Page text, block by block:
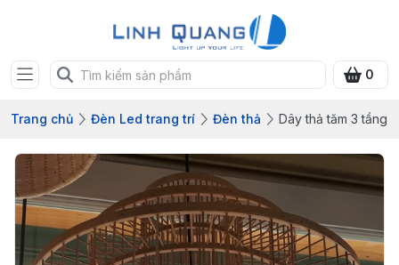
0
Trang chủ Đèn Led trang trí Đèn thả Dây thả tăm 3 tầng